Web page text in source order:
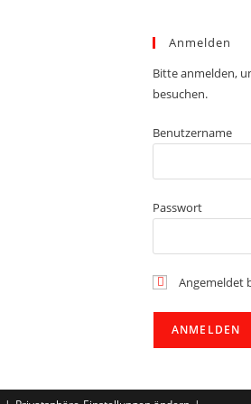
Anmelden
Bitte anmelden,
besuchen.
Benutzername
Passwort
Angemeldet